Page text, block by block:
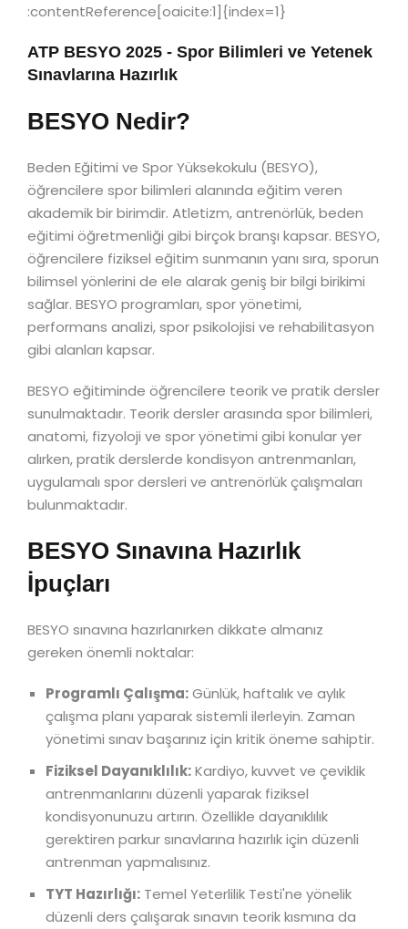
:contentReference[oaicite:1]{index=1}
ATP BESYO 2025 - Spor Bilimleri ve Yetenek
Sınavlarına Hazırlık
BESYO Nedir?
Beden Eğitimi ve Spor Yüksekokulu (BESYO),
öğrencilere spor bilimleri alanında eğitim veren
akademik bir birimdir. Atletizm, antrenörlük, beden
eğitimi öğretmenliği gibi birçok branşı kapsar. BESYO,
öğrencilere fiziksel eğitim sunmanın yanı sıra, sporun
bilimsel yönlerini de ele alarak geniş bir bilgi birikimi
sağlar. BESYO programları, spor yönetimi,
performans analizi, spor psikolojisi ve rehabilitasyon
gibi alanları kapsar.
BESYO eğitiminde öğrencilere teorik ve pratik dersler
sunulmaktadır. Teorik dersler arasında spor bilimleri,
anatomi, fizyoloji ve spor yönetimi gibi konular yer
alırken, pratik derslerde kondisyon antrenmanları,
uygulamalı spor dersleri ve antrenörlük çalışmaları
bulunmaktadır.
BESYO Sınavına Hazırlık
İpuçları
BESYO sınavına hazırlanırken dikkate almanız
gereken önemli noktalar:
Programlı Çalışma:Günlük, haftalık ve aylık
çalışma planı yaparak sistemli ilerleyin. Zaman
yönetimi sınav başarınız için kritik öneme sahiptir.
Fiziksel Dayanıklılık:Kardiyo, kuvvet ve çeviklik
antrenmanlarını düzenli yaparak fiziksel
kondisyonunuzu artırın. Özellikle dayanıklılık
gerektiren parkur sınavlarına hazırlık için düzenli
antrenman yapmalısınız.
TYT Hazırlığı: Temel Yeterlilik Testi'ne yönelik
düzenli ders çalışarak sınavın teorik kısmına da